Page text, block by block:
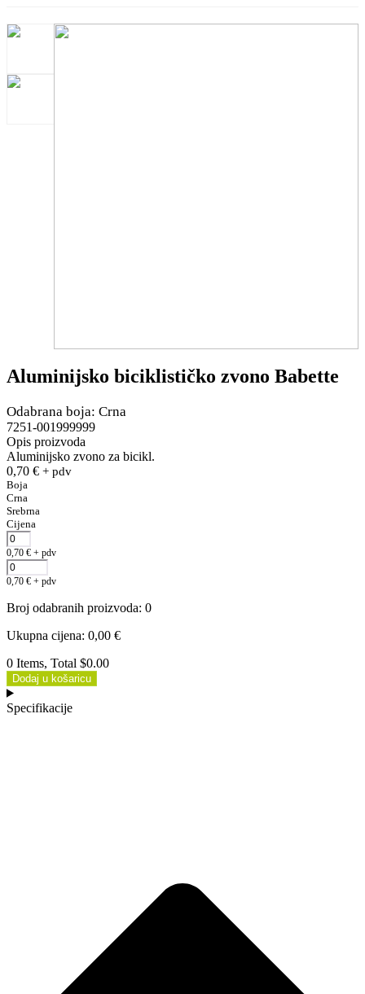
Aluminijsko biciklističko zvono Babette
Odabrana boja: Crna
7251-001999999
Opis proizvoda
Aluminijsko zvono za bicikl.
0,70 € + pdv
Boja
Crna
Srebrna
Cijena
0,70 € + pdv
0,70 € + pdv
Broj odabranih proizvoda: 0
Ukupna cijena: 0,00 €
0 Items, Total $0.00
Dodaj u košaricu
Specifikacije